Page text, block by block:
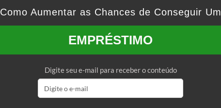
Como Aumentar as Chances de Conseguir Um
EMPRÉSTIMO
Digite seu e-mail para receber o conteúdo